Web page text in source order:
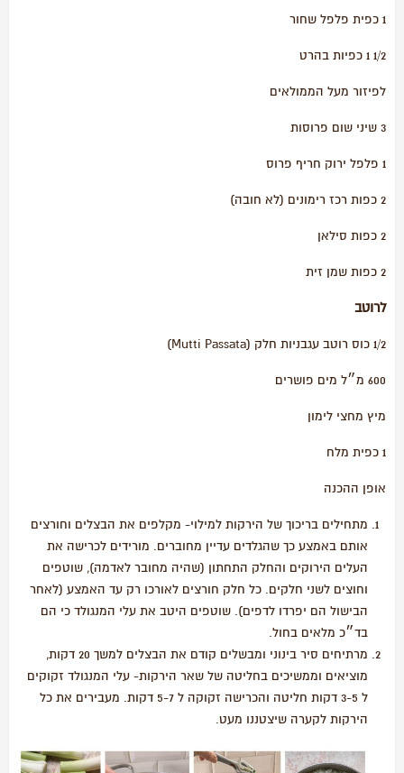
1 כפית פלפל שחור
1/2 1 כפיות בהרט
לפיזור מעל הממולאים
3 שיני שום פרוסות
1 פלפל ירוק חריף פרוס
2 כפות רכז רימונים (לא חובה)
2 כפות סילאן
2 כפות שמן זית
לרוטב
1/2 כוס רוטב עגבניות חלק (Mutti Passata)
600 מ״ל מים פושרים
מיץ מחצי לימון
1 כפית מלח
אופן ההכנה
מתחילים בריכוך של הירקות למילוי- מקלפים את הבצלים וחורצים
אותם באמצע כך שהגלדים עדיין מחוברים. מורידים לכרישה את
העלים הירוקים והחלק התחתון (שהיה מחובר לאדמה), שוטפים
וחוצים לשני חלקים. כל חלק חורצים לאורכו רק עד האמצע (לאחר
הבישול הם יפרדו לדפים). שוטפים היטב את עלי המנגולד כי הם
בד״כ מלאים בחול.
מרתיחים סיר בינוני ומבשלים קודם את הבצלים למשך 20 דקות,
מוציאים וממשיכים בחליטה של שאר הירקות- עלי המנגולד זקוקים
ל 3-5 דקות חליטה והכרישה זקוקה ל 5-7 דקות. מעבירים את כל
הירקות לקערה שיצטננו מעט.